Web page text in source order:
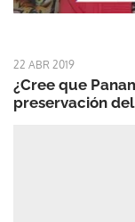
22 ABR 2019
¿Cree que
preservación